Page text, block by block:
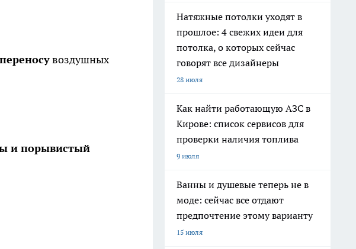
воздушных
и порывистый
Натяжные потолки уходят в
прошлое: 4 свежих идеи для
потолка, о которых сейчас
говорят все дизайнеры
28 июля
Как найти работающую АЗС в
Кирове: список сервисов для
проверки наличия топлива
9 июля
Ванны и душевые теперь не в
моде: сейчас все отдают
предпочтение этому варианту
15 июля